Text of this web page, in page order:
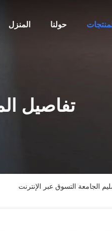
المنزل حولنا
تفاصيل
الجامعة التسوق عبر الإنترنت